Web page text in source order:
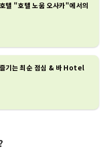
텔 "호텔 노움 오사카"에서의
즐기는 최순 점심 & 바 Hotel